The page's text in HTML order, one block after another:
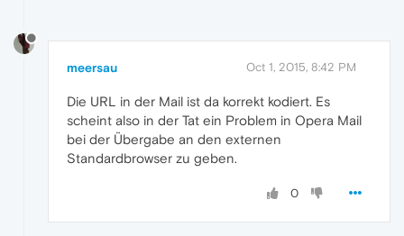
meersau Oct 1, 2015, 8:42 PM
Die URL in der Mail ist da korrekt kodiert. Es
scheint also in der Tat ein Problem in Opera Mail
bei der Übergabe an den externen
Standardbrowser zu geben.
0